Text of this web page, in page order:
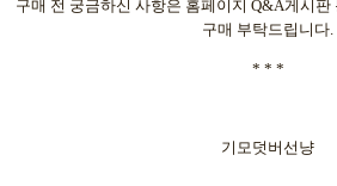
구매 전 궁금하신 사항은 홈페이지 Q&A게시
구매 부탁드립니다.
* * *
기모덧버선냥